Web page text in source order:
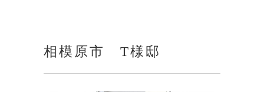
相模原市 T様邸